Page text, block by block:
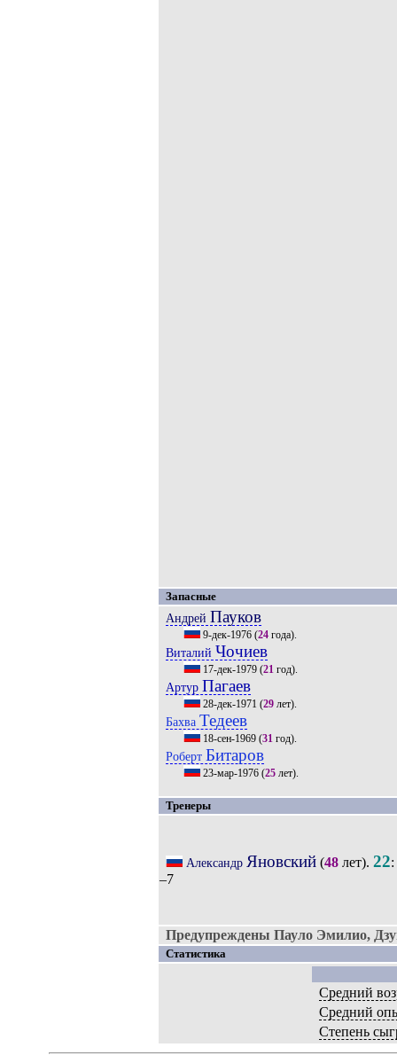
Запасные
Андрей Пауков
9-дек-1976(24года).
Виталий Чочиев
17-дек-1979(21год).
Артур Пагаев
28-дек-1971 (29лет).
Бахва Тедеев
18-сен-1969(31год).
Роберт Битаров
23-мар-1976(25лет).
Тренеры
Александр Яновский(48лет). 22
–7
Предупреждены Пауло Эмилио,
Статистика
Средний
Средний
Степень